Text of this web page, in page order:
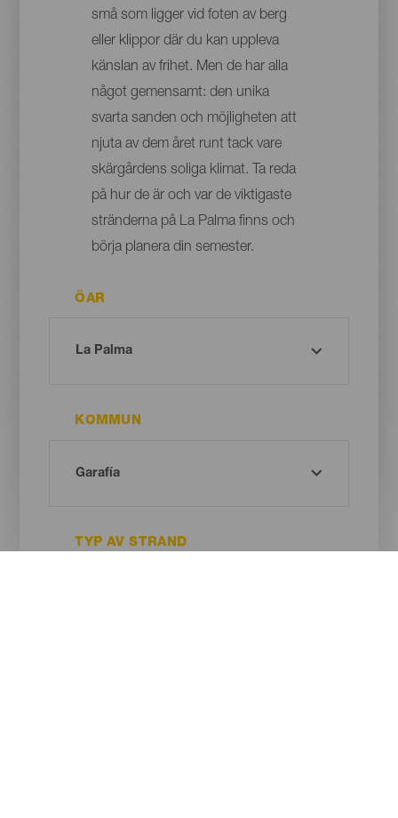
små som ligger vid foten av berg
eller klippor där du kan uppleva
känslan av frihet. Men de har alla
något gemensamt: den unika
svarta sanden och möjligheten att
njuta av dem året runt tack vare
skärgårdens soliga klimat. Ta reda
på hur de är och var de viktigaste
stränderna på La Palma finns och
börja planera din semester.
ÖAR
KOMMUN
TYP AV STRAND